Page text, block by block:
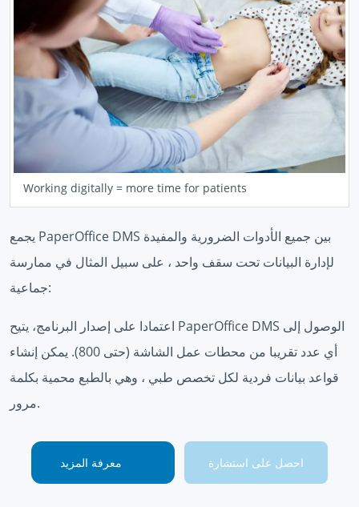
Working digitally = more time for patients
يجمع PaperOffice DMS بين جميع الأدوات الضرورية والمفيدة
لإدارة البيانات تحت سقف واحد ، على سبيل المثال في ممارسة
جماعية:
اعتمادا على إصدار البرنامج، يتيح PaperOffice DMS الوصول إلى
أي عدد تقريبا من محطات عمل الشاشة (حتى 800). يمكن إنشاء
قواعد بيانات فردية لكل تخصص طبي ، وهي بالطبع محمية بكلمة
مرور.
معرفة المزيد احصل على استشارة